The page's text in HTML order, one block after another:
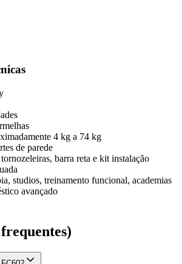
4 kg a 74 kg
de parede
barra reta e kit instalação
studios, treinamento funcional, academias
avançado